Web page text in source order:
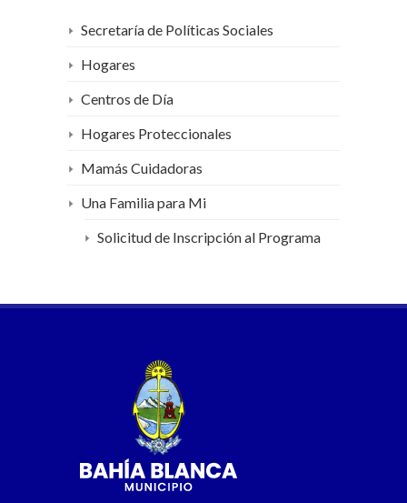
Secretaría de Políticas Sociales
Hogares
Centros de Día
Hogares Proteccionales
Mamás Cuidadoras
Una Familia para Mi
Solicitud de Inscripción al Programa